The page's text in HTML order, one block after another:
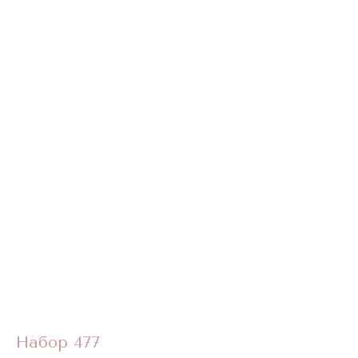
Набор 477